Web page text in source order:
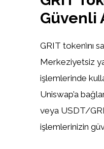
Güvenli
GRIT token’ını
Merkeziyetsiz
işlemlerinde
Uniswap’a
veya USDT/
işlemlerinizin